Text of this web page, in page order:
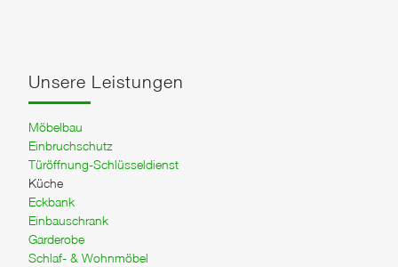
Unsere Leistungen
Möbelbau
Einbruchschutz
Türöffnung-Schlüsseldienst
Küche
Eckbank
Einbauschrank
Garderobe
Schlaf- & Wohnmöbel